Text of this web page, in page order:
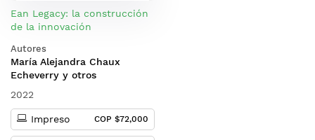
Ean Legacy: la construcción
de la innovación
Autores
María Alejandra Chaux
Echeverry y otros
2022
Impreso COP $72,000